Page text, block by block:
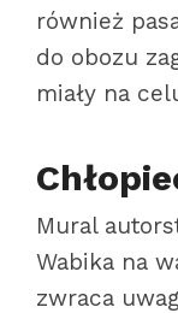
również
do obozu
miały na
Mural
Wabika na
zwraca